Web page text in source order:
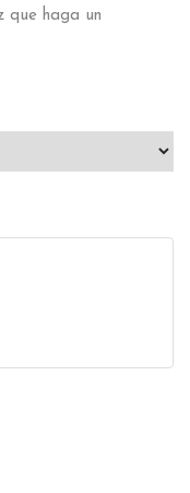
que haga un